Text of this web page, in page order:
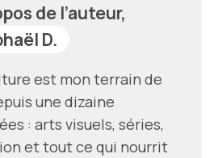
de l’auteur,
D.
est mon terrain de
une dizaine
: arts visuels, séries,
et tout ce qui nourrit